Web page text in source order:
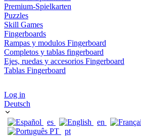
Premium-Spielkarten
Puzzles
Skill Games
Fingerboards
Rampas y modulos Fingerboard
Completos y tablas fingerboard
Ejes, ruedas y accesorios Fingerboard
Tablas Fingerboard
Log in
Deutsch
es en
pt